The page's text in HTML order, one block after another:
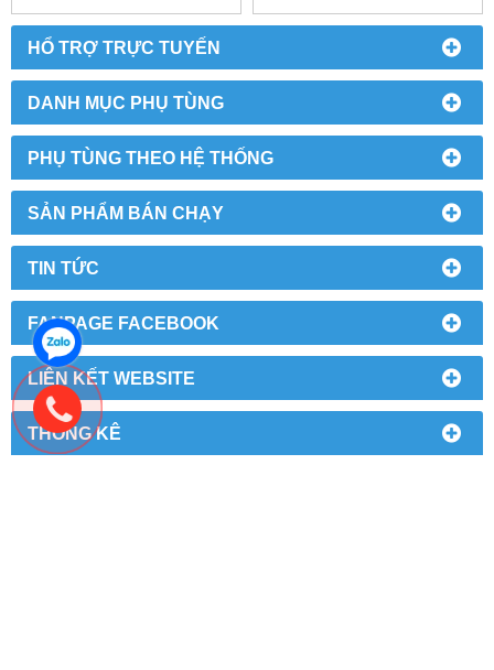
HỔ TRỢ TRỰC TUYẾN
DANH MỤC PHỤ TÙNG
PHỤ TÙNG THEO HỆ THỐNG
SẢN PHẨM BÁN CHẠY
TIN TỨC
FANPAGE FACEBOOK
LIÊN KẾT WEBSITE
THỐNG KÊ